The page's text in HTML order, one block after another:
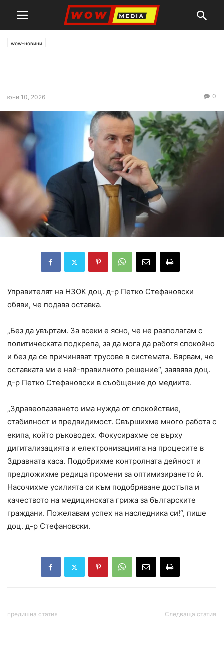
wow-новини
юни 10, 2026 0
Управителят на НЗОК доц. д-р Петко Стефановски
обяви, че подава оставка.
„Без да увъртам. За всеки е ясно, че не разполагам с
политическата подкрепа, за да мога да работя спокойно
и без да се причиняват трусове в системата. Вярвам, че
оставката ми е най-правилното решение“, заявява доц.
д-р Петко Стефановски в съобщение до медиите.
„Здравеопазването има нужда от спокойствие,
стабилност и предвидимост. Свършихме много работа с
екипа, който ръководех. Фокусирахме се върху
дигитализацията и електронизацията на процесите в
Здравната каса. Подобрихме контролната дейност и
предложихме редица промени за оптимизирането ѝ.
Насочихме усилията си към подобряване достъпа и
качеството на медицинската грижа за българските
граждани. Пожелавам успех на наследника си!“, пише
доц. д-р Стефановски.
предишна статия Следваща статия